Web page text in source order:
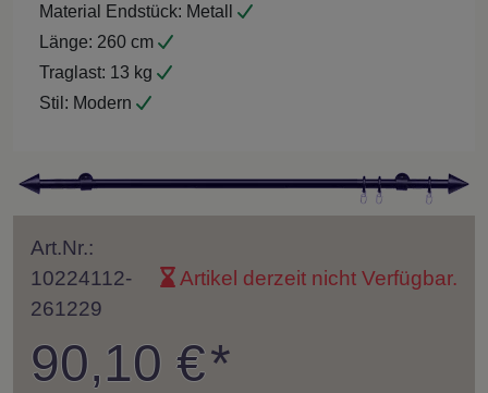
Material Endstück: Metall
Länge: 260 cm
Traglast: 13 kg
Stil: Modern
Art.Nr.:
10224112-
261229
Artikel derzeit nicht Verfügbar.
90,10 €*